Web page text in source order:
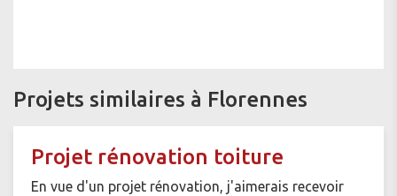
Projets similaires à Florennes
Projet rénovation toiture
En vue d'un projet rénovation, j'aimerais recevoir